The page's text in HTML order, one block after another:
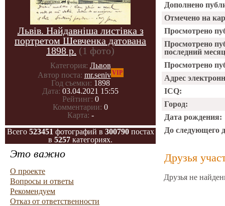
Львів. Найдавніша листівка з
портретом Шевченка датована
1898 р. (1 фото)
Категория: Львов
Автор поста: mr.senivVIP
Год съемки: 1898
Дата: 03.04.2021 15:55
Рейтинг: 0
Комментарии: 0
Карта: -
Всего 523451 фотографий в 300790постах
в 5257 категориях.
Это важно
О проекте
Вопросы и ответы
Рекомендуем
Отказ от ответственности
Дополнено
Отмечено на
Просмотрено
Просмотрено
последний
Просмотрено
Адрес
ICQ:
Город:
Дата рождения:
До следующего
Друзья
Друзья не